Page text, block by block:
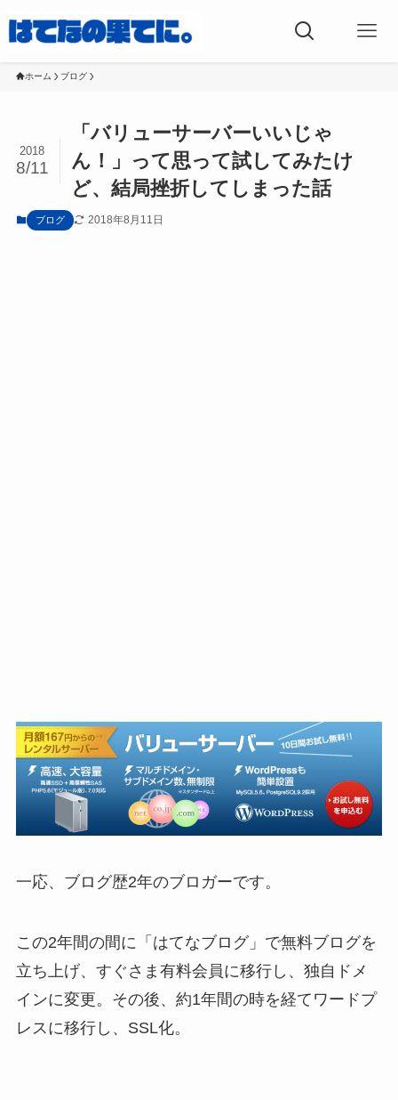
ホーム ブログ
「バリューサーバーいいじゃ
ん！」って思って試してみたけ
ど、結局挫折してしまった話
2018
8/11
ブログ 2018年8月11日
一応、ブログ歴2年のブロガーです。
この2年間の間に「はてなブログ」で無料ブログを
立ち上げ、すぐさま有料会員に移行し、独自ドメ
インに変更。その後、約1年間の時を経てワードプ
レスに移行し、SSL化。